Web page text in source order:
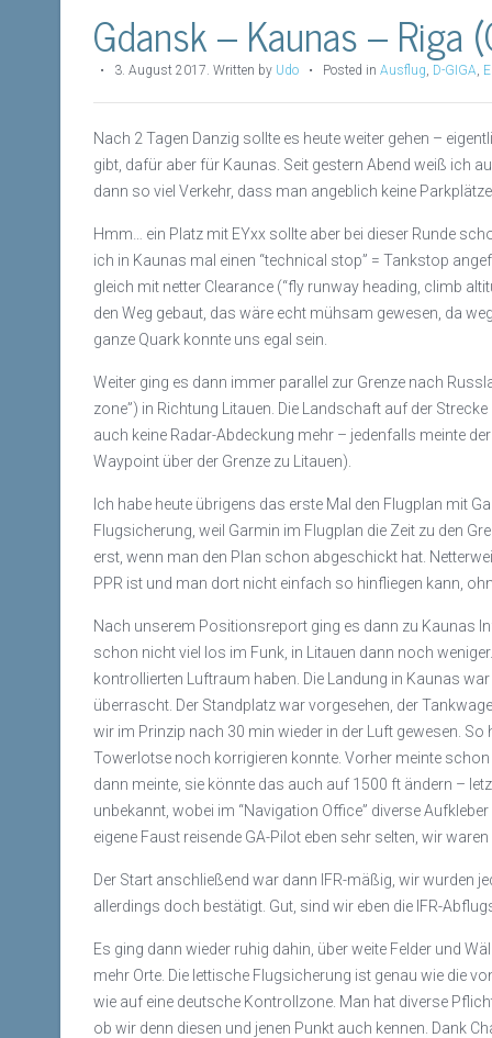
Gdansk – Kaunas – Riga
• 3. August 2017 Written by Udo • Posted in Ausflug D-GIGA
Nach 2 Tagen Danzig sollte es heute weiter gehen –
gibt, dafür aber für Kaunas. Seit gestern Abend weiß ich
dann so viel Verkehr, dass man angeblich keine
Hmm… ein Platz mit EYxx sollte aber bei dieser Runde
ich in Kaunas mal einen “technical stop” = Tankstop
gleich mit netter Clearance (“fly runway heading, climb
den Weg gebaut, das wäre echt mühsam gewesen, da
ganze Quark konnte uns egal sein.
Weiter ging es dann immer parallel zur Grenze nach
zone”) in Richtung Litauen. Die Landschaft auf der
auch keine Radar-Abdeckung mehr – jedenfalls meinte
Waypoint über der Grenze zu Litauen).
Ich habe heute übrigens das erste Mal den Flugplan mit
Flugsicherung, weil Garmin im Flugplan die Zeit zu den
erst, wenn man den Plan schon abgeschickt hat.
PPR ist und man dort nicht einfach so hinfliegen kann,
Nach unserem Positionsreport ging es dann zu Kaunas
schon nicht viel los im Funk, in Litauen dann noch
kontrollierten Luftraum haben. Die Landung in Kaunas
überrascht. Der Standplatz war vorgesehen, der
wir im Prinzip nach 30 min wieder in der Luft gewesen.
Towerlotse noch korrigieren konnte. Vorher meinte
dann meinte, sie könnte das auch auf 1500 ft ändern –
unbekannt, wobei im “Navigation Office” diverse
eigene Faust reisende GA-Pilot eben sehr selten, wir
Der Start anschließend war dann IFR-mäßig, wir wurden
allerdings doch bestätigt. Gut, sind wir eben die IFR-
Es ging dann wieder ruhig dahin, über weite Felder und
mehr Orte. Die lettische Flugsicherung ist genau wie die
wie auf eine deutsche Kontrollzone. Man hat diverse
ob wir denn diesen und jenen Punkt auch kennen. Dank